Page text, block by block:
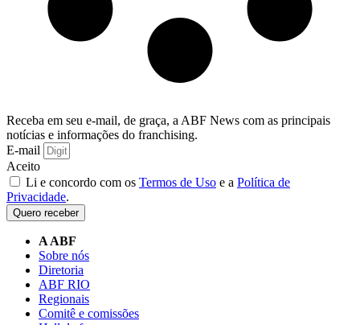
Receba em seu e-mail, de graça, a ABF News com as principais
notícias e informações do franchising.
E-mail
Aceito
Li e concordo com os Termos de Uso e a Política de
Privacidade.
Quero receber
A ABF
Sobre nós
Diretoria
ABF RIO
Regionais
Comitê e comissões